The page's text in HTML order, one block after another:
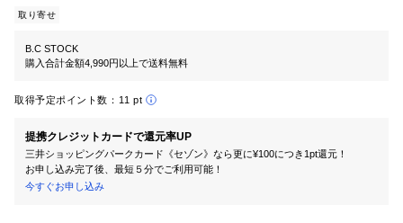
取り寄せ
B.C STOCK
購入合計金額4,990円以上で送料無料
取得予定ポイント数： 11 pt
提携クレジットカードで還元率UP
三井ショッピングパークカード《セゾン》なら更に¥100につき1pt還元！
お申し込み完了後、最短５分でご利用可能！
今すぐお申し込み